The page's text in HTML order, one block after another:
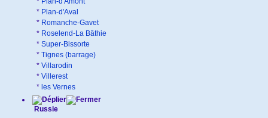
* Plan-d'Aval
* Romanche-Gavet
* Roselend-La Bâthie
* Super-Bissorte
* Tignes (barrage)
* Villarodin
* Villerest
* les Vernes
Russie